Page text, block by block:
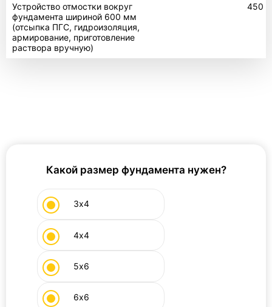
Устройство отмостки вокруг
фундамента шириной 600 мм
(отсыпка ПГС, гидроизоляция,
армирование, приготовление
раствора вручную)
450
Какой размер фундамента нужен?
3х4
4х4
5х6
6х6